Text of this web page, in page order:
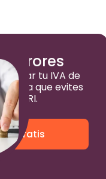
errores
tu IVA de
para que evites
el SRI.
gratis